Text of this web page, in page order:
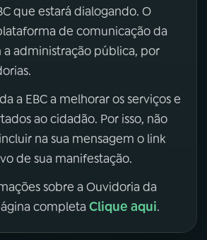
que estará dialogando. O
de comunicação da
administração pública, por
a EBC a melhorar os serviços e
ao cidadão. Por isso, não
na sua mensagem o link
de sua manifestação.
sobre a Ouvidoria da
completa Clique aqui.